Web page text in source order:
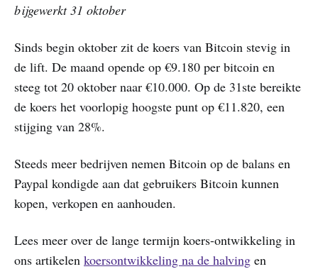
bijgewerkt 31 oktober
Sinds begin oktober zit de koers van Bitcoin stevig in
de lift. De maand opende op €9.180 per bitcoin en
steeg tot 20 oktober naar €10.000. Op de 31ste bereikte
de koers het voorlopig hoogste punt op €11.820, een
stijging van 28%.
Steeds meer bedrijven nemen Bitcoin op de balans en
Paypal kondigde aan dat gebruikers Bitcoin kunnen
kopen, verkopen en aanhouden.
Lees meer over de lange termijn koers-ontwikkeling in
ons artikelen koersontwikkeling na de halving en